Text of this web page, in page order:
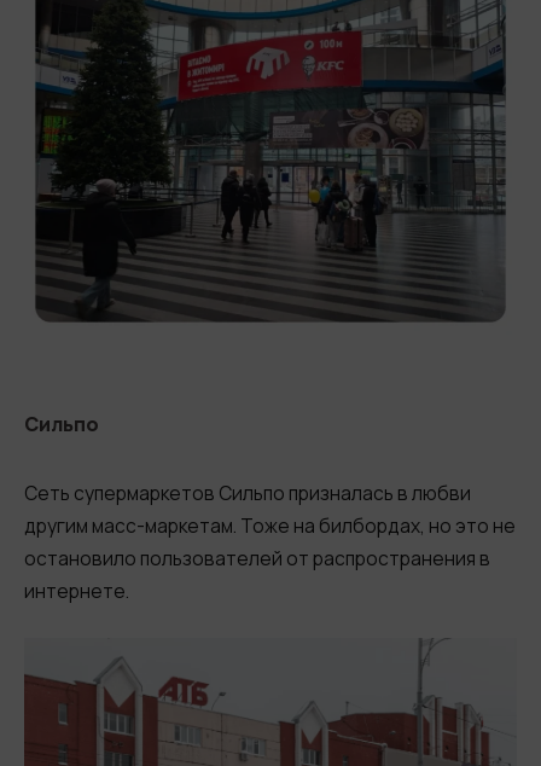
Сильпо
Сеть супермаркетов Сильпо призналась в любви
другим масс-маркетам. Тоже на билбордах, но это не
остановило пользователей от распространения в
интернете.